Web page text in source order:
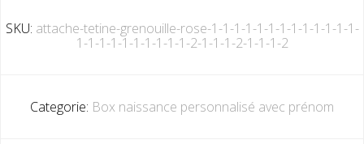
SKU: attache-tetine-grenouille-rose-1-1-1-1-1-1-1-1-1-1-1-1-1-
1-1-1-1-1-1-1-1-1-1-2-1-1-1-2-1-1-1-2
Categorie: Box naissance personnalisé avec prénom